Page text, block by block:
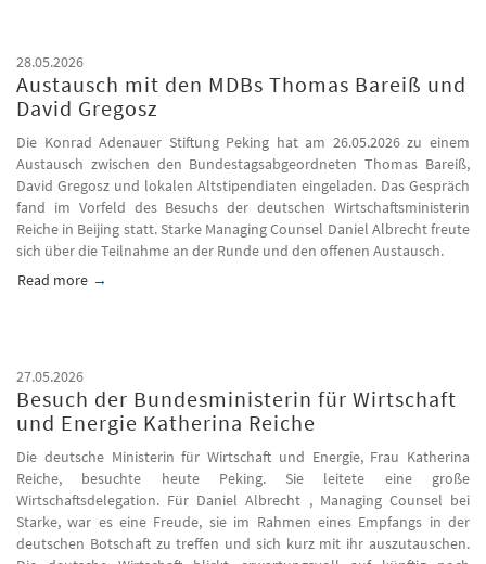
28.05.2026
Austausch mit den MDBs Thomas Bareiß und
David Gregosz
Die Konrad Adenauer Stiftung Peking hat am 26.05.2026 zu einem
Austausch zwischen den Bundestagsabgeordneten Thomas Bareiß,
David Gregosz und lokalen Altstipendiaten eingeladen. Das Gespräch
fand im Vorfeld des Besuchs der deutschen Wirtschaftsministerin
Reiche in Beijing statt. Starke Managing Counsel Daniel Albrecht freute
sich über die Teilnahme an der Runde und den offenen Austausch.
Read more about Austausch mit den MDBs Thomas Bareiß und David
27.05.2026
Besuch der Bundesministerin für Wirtschaft
und Energie Katherina Reiche
Die deutsche Ministerin für Wirtschaft und Energie, Frau Katherina
Reiche, besuchte heute Peking. Sie leitete eine große
Wirtschaftsdelegation. Für Daniel Albrecht , Managing Counsel bei
Starke, war es eine Freude, sie im Rahmen eines Empfangs in der
deutschen Botschaft zu treffen und sich kurz mit ihr auszutauschen.